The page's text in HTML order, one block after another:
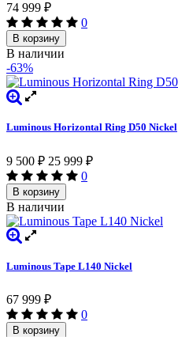
74 999 ₽
0
В корзину
В наличии
-63%
Luminous Horizontal Ring D50 Nickel
9 500 ₽ 25 999 ₽
0
В корзину
В наличии
Luminous Tape L140 Nickel
67 999 ₽
0
В корзину